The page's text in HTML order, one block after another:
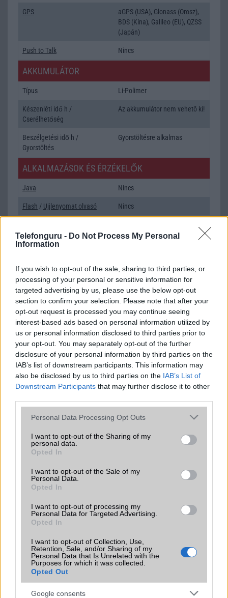
Telefonguru - Do Not Process My Personal
Information
If you wish to opt-out of the sale, sharing to third parties, or
processing of your personal or sensitive information for
targeted advertising by us, please use the below opt-out
section to confirm your selection. Please note that after your
opt-out request is processed you may continue seeing
interest-based ads based on personal information utilized by
us or personal information disclosed to third parties prior to
your opt-out. You may separately opt-out of the further
disclosure of your personal information by third parties on the
IAB’s list of downstream participants. This information may
also be disclosed by us to third parties on the IAB’s List of
Downstream Participants that may further disclose it to other
Please note that this website/app uses one or more Google
not limited to your visit or usage behaviour. You may click to
grant or deny consent to Google and its third-party tags to
use your data for below specified purposes in below Google
consent section.
Personal Data Processing Opt Outs
I want to opt-out of the Sharing of my
personal data.
Opted In
I want to opt-out of the Sale of my
Personal Data.
Opted In
I want to opt-out of processing my
Personal Data for Targeted Advertising.
Opted In
I want to opt-out of Collection, Use,
Retention, Sale, and/or Sharing of my
Personal Data that Is Unrelated with the
Purposes for which it was collected.
Opted Out
Google consents
GPS
aGPS (USA), Glonass (Orosz),
BDS (Kína), Galileo (EU), QZSS
(Japán)
Push to Talk Nincs
AKKUMULÁTOR
Típus Li-Polimer
Készenléti idő h /
Cserélhetőség
Az akkumulátor nem vehetõ ki!
Beszélgetési idő h /
Gyorstöltés
Gyorstöltésre alkalmas
ALKALMAZÁSOK ÉS ÉRZÉKELŐK
Java Nincs
Flash / Ujjlenyomat olvasó Nincs
Organizer alap szolgáltatás
Office alkalmazások alap szolgáltatás
Iránytũ ecompass
Extrák Nincs
EGYÉB
Vibra jelzés alap szolgáltatás
SIM típus Nincs
Funkciók
Védelem
Limited Edition Nincs
SAR